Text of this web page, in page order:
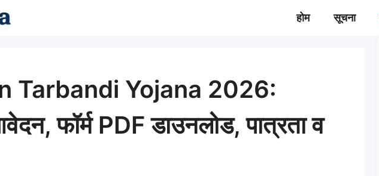
होम सूचना
Tarbandi Yojana 2026:
फॉर्म PDF डाउनलोड, पात्रता व